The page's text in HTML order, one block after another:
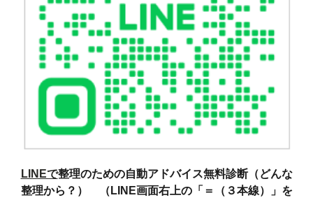
LINEで整理のための自動アドバイス無料診断（どんな
整理から？） （LINE画面右上の「＝（３本線）」を